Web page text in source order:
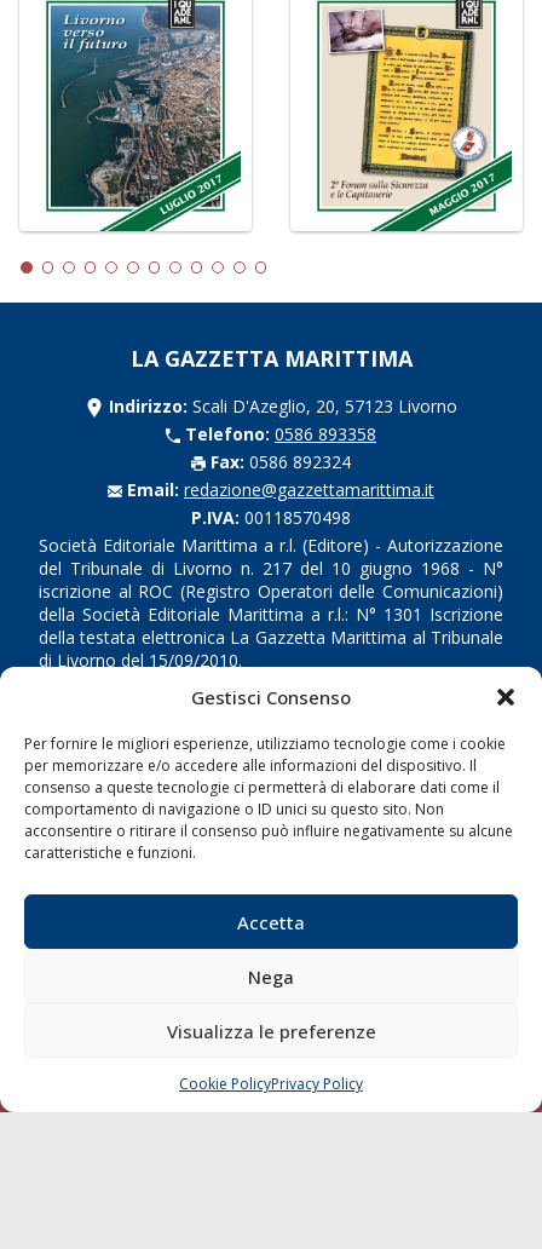
Gestisci Consenso
Per fornire le migliori esperienze, utilizziamo tecnologie come i cookie
per memorizzare e/o accedere alle informazioni del dispositivo. Il
consenso a queste tecnologie ci permetterà di elaborare dati come il
comportamento di navigazione o ID unici su questo sito. Non
acconsentire o ritirare il consenso può influire negativamente su alcune
caratteristiche e funzioni.
Accetta
Nega
Visualizza le preferenze
Cookie PolicyPrivacy Policy
LA GAZZETTA MARITTIMA
Indirizzo: Scali D'Azeglio, 20, 57123 Livorno
Telefono: 0586 893358
Fax: 0586 892324
Email: redazione@gazzettamarittima.it
P.IVA: 00118570498
Società Editoriale Marittima a r.l. (Editore) - Autorizzazione
del Tribunale di Livorno n. 217 del 10 giugno 1968 - N°
iscrizione al ROC (Registro Operatori delle Comunicazioni)
della Società Editoriale Marittima a r.l.: N° 1301 Iscrizione
della testata elettronica La Gazzetta Marittima al Tribunale
di Livorno del 15/09/2010.
LINK
Shipping
Porti/Interporti
Trasporti
Sostenibilità
Compagnie di Navigazione
Blue economy
Diporto
Contatti
CHIAMA SCRIVI